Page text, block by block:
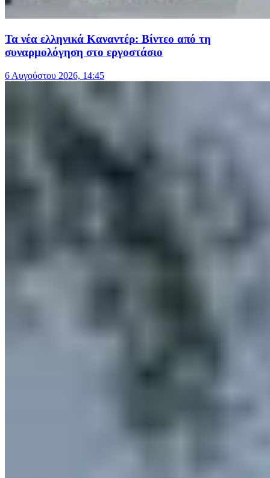
Τα νέα ελληνικά Καναντέρ: Βίντεο από τη
συναρμολόγηση στο εργοστάσιο
6 Αυγούστου 2026, 14:45